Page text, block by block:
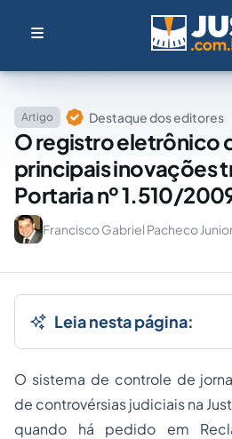
Artigo Destaque dos editores
O registro eletrônico
principais inovações
Portaria nº 1.510/
Francisco Gabriel Pacheco
Leia nesta página:
O sistema de controle de
de controvérsias judiciais na
quando há pedido em